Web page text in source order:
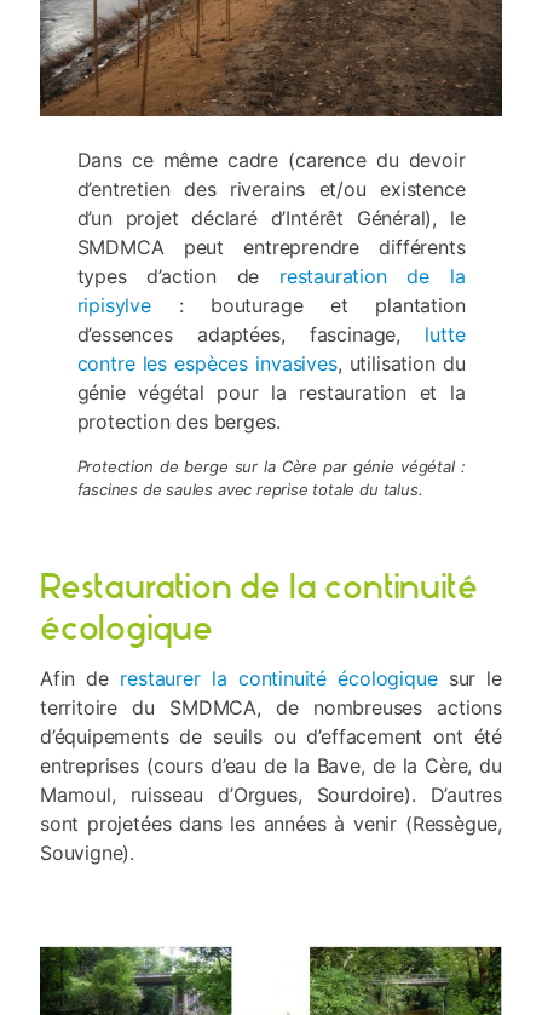
Dans ce même cadre (carence du devoir
d’entretien des riverains et/ou existence
d’un projet déclaré d’Intérêt Général), le
SMDMCA peut entreprendre différents
types d’action de restauration de la
ripisylve: bouturage et plantation
d’essences adaptées, fascinage, lutte
contre les espèces invasives, utilisation du
génie végétal pour la restauration et la
protection des berges.
Protection de berge sur la Cère par génie végétal :
fascines de saules avec reprise totale du talus.
Restauration de la continuité
écologique
Afin de restaurer la continuité écologiquesur le
territoire du SMDMCA, de nombreuses actions
d’équipements de seuils ou d’effacement ont été
entreprises (cours d’eau de la Bave, de la Cère, du
Mamoul, ruisseau d’Orgues, Sourdoire). D’autres
sont projetées dans les années à venir (Ressègue,
Souvigne).